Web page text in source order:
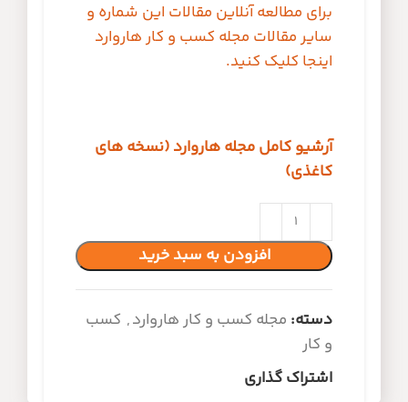
برای مطالعه آنلاین مقالات این شماره و
سایر مقالات مجله کسب و کار هاروارد
اینجا کلیک کنید.
آرشیو کامل مجله هاروارد (نسخه های
کاغذی)
افزودن به سبد خرید
دسته: مجله کسب و کار هاروارد, کسب
و کار
اشتراک گذاری